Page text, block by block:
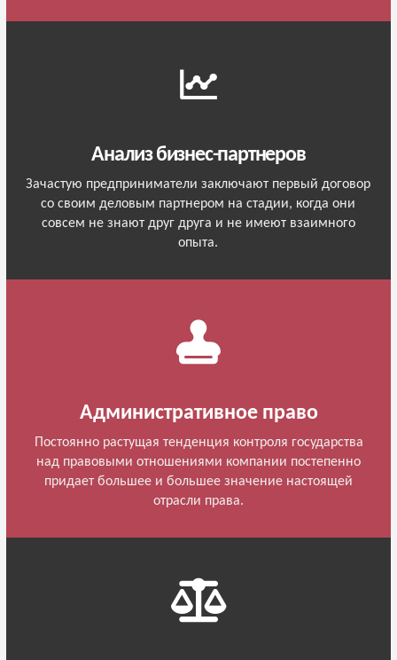
Анализ бизнес-партнеров
Зачастую предприниматели заключают первый договор
со своим деловым партнером на стадии, когда они
совсем не знают друг друга и не имеют взаимного
опыта.
Административное право
Постоянно растущая тенденция контроля государства
над правовыми отношениями компании постепенно
придает большее и большее значение настоящей
отрасли права.